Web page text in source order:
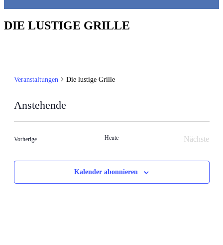
DIE LUSTIGE GRILLE
Veranstaltungen Die lustige Grille
Anstehende
VorherigeVeranstaltungen Heute
Nächste
Kalender abonnieren